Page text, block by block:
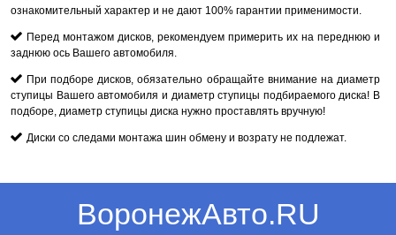
ознакомительный характер и не дают 100% гарантии применимости.
Перед монтажом дисков, рекомендуем примерить их на переднюю и
заднюю ось Вашего автомобиля.
При подборе дисков, обязательно обращайте внимание на диаметр
ступицы Вашего автомобиля и диаметр ступицы подбираемого диска! В
подборе, диаметр ступицы диска нужно проставлять вручную!
Диски со следами монтажа шин обмену и возрату не подлежат.
ВоронежАвто.RU